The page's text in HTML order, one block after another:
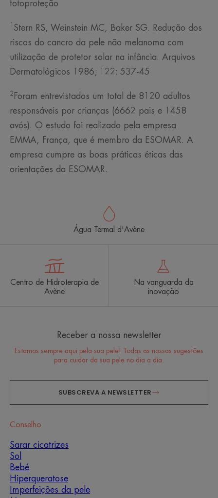
fotoproteção
1 Stern RS, Weinstein MC, Baker SG. Redução dos
riscos do cancro da pele não melanoma com
utilização de protetor solar na infância. Arquivos
Dermatológicos 1986; 122: 537-45
2 Foram entrevistados um total de 8120 adultos
responsáveis por crianças (6662 pais e 1458
avós). O estudo foi realizado pela empresa
EMMA, França, que é membro da ESOMAR. A
empresa cumpre as boas práticas éticas das
orientações da ESOMAR.
Água Termal d'Avène
Centro de Hidroterapia de
Avène
Na vanguarda da
inovação
Receber a nossa newsletter
Estamos sempre aqui pela sua pele! Todas as nossas sugestões
para cuidar da sua pele no dia a dia.
SUBSCREVA A NEWSLETTER
Conselho
Sarar cicatrizes
Sol
Bebé
Hiperqueratose
Imperfeições da pele